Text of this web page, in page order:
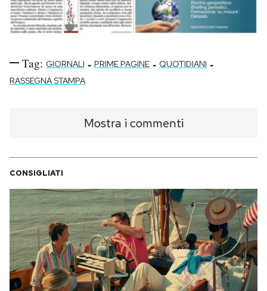
Tag: GIORNALI - PRIME PAGINE - QUOTIDIANI -
RASSEGNA STAMPA
Mostra i commenti
CONSIGLIATI